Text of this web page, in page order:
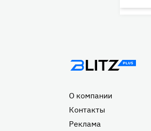
Подвал
О компании
Контакты
Реклама